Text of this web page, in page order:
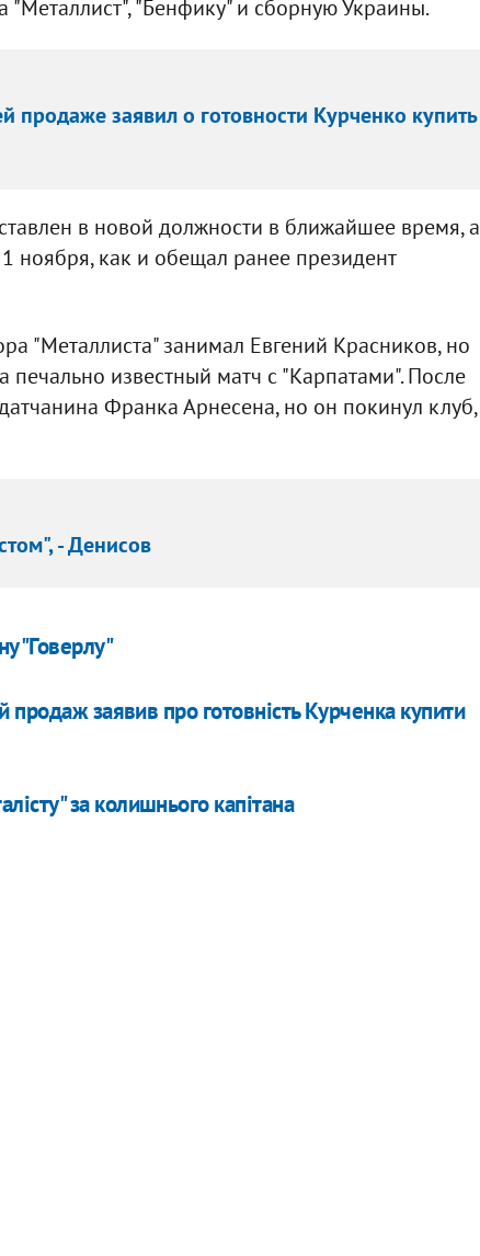
"Металлист", "Бенфику" и сборную Украины.
продаже заявил о готовности Курченко купить
в новой должности в ближайшее время, а
ноября, как и обещал ранее президент
"Металлиста" занимал Евгений Красников, но
известный матч с "Карпатами". После
Франка Арнесена, но он покинул клуб,
- Денисов
"Говерлу"
продаж заявив про готовність Курченка купити
за колишнього капітана